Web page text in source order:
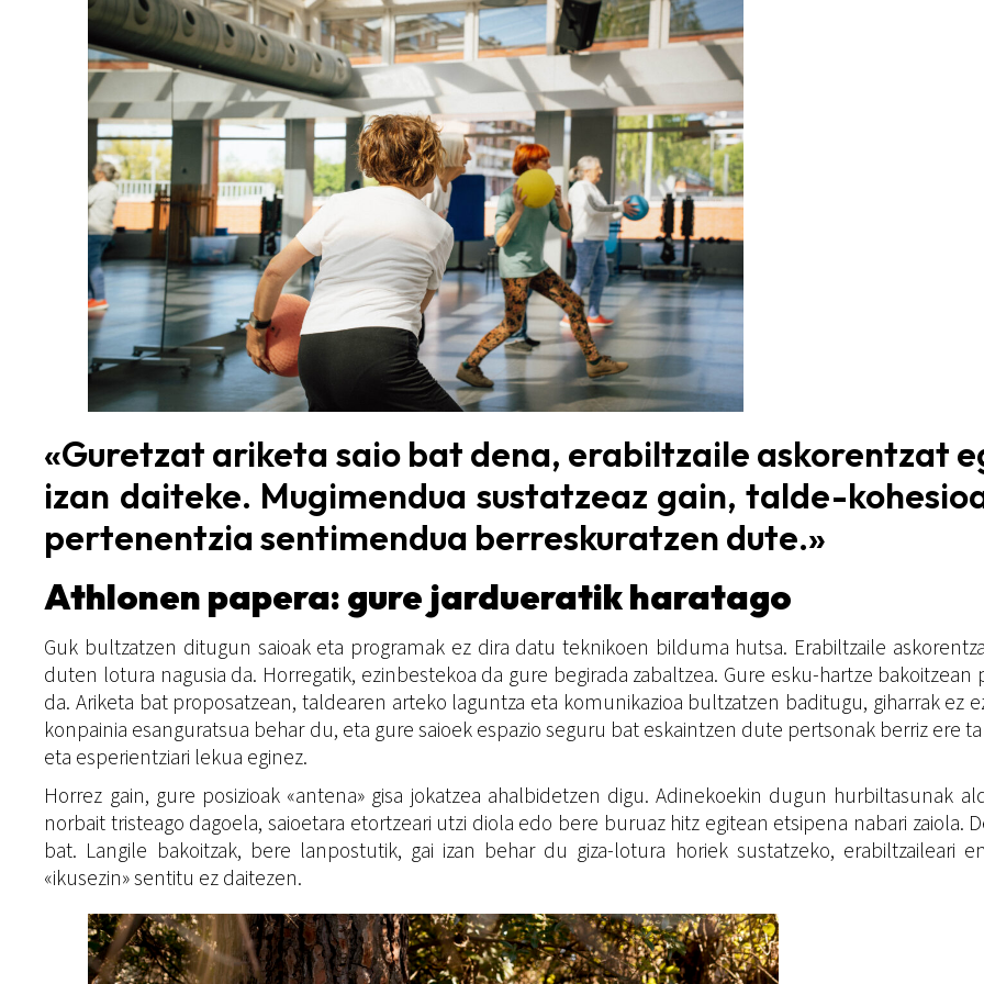
«Guretzat ariketa saio bat dena, erabiltzaile askorentzat
izan daiteke. Mugimendua sustatzeaz gain, talde-
pertenentzia sentimendua berreskuratzen dute.»
Athlonen papera: gure jardueratik haratago
Guk bultzatzen ditugun saioak eta programak ez dira datu teknikoen bilduma hutsa. Erabiltzaile
duten lotura nagusia da. Horregatik, ezinbestekoa da gure begirada zabaltzea. Gure esku-hartze
da. Ariketa bat proposatzean, taldearen arteko laguntza eta komunikazioa bultzatzen baditugu, giharrak ez
konpainia esanguratsua behar du, eta gure saioek espazio seguru bat eskaintzen dute pertsonak berriz ere
eta esperientziari lekua eginez.
Horrez gain, gure posizioak «antena» gisa jokatzea ahalbidetzen digu. Adinekoekin dugun hurbiltasunak
norbait tristeago dagoela, saioetara etortzeari utzi diola edo bere buruaz hitz egitean etsipena nabari zaiola.
bat. Langile bakoitzak, bere lanpostutik, gai izan behar du giza-lotura horiek sustatzeko, erabiltzaileari
«ikusezin» sentitu ez daitezen.